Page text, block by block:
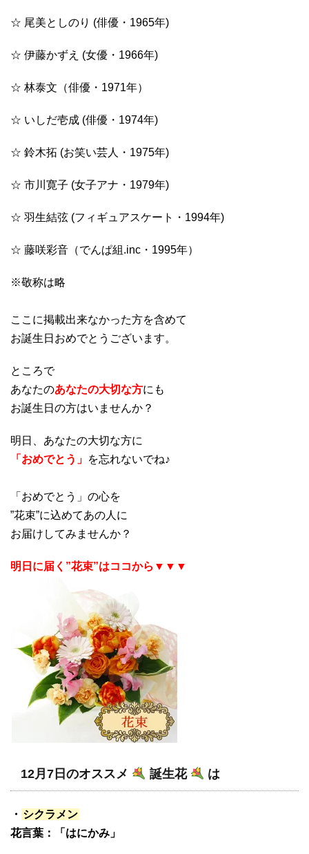
☆ 尾美としのり (俳優・1965年)
☆ 伊藤かずえ (女優・1966年)
☆ 林泰文（俳優・1971年）
☆ いしだ壱成 (俳優・1974年)
☆ 鈴木拓 (お笑い芸人・1975年)
☆ 市川寛子 (女子アナ・1979年)
☆ 羽生結弦 (フィギュアスケート・1994年)
☆ 藤咲彩音（でんぱ組.inc・1995年）
※敬称は略
ここに掲載出来なかった方を含めて
お誕生日おめでとうございます。
ところで
あなたのあなたの大切な方にも
お誕生日の方はいませんか？
明日、あなたの大切な方に
「おめでとう」 を忘れないでね♪
「おめでとう」の心を
”花束”に込めてあの人に
お届けしてみませんか？
明日に届く”花束”はココから▼▼▼
12月7日のオススメ 誕生花 は
・ シクラメン
花言葉：「はにかみ」